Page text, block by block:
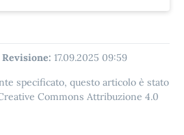
Revisione: 17.09.2025 09:59
specificato, questo articolo è stato
Commons Attribuzione 4.0